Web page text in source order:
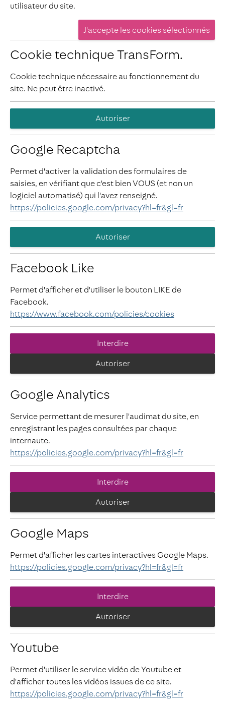
utilisateur du site.
Cookie technique TransForm.
Cookie technique nécessaire au fonctionnement du
site. Ne peut être inactivé.
Autoriser
Google Recaptcha
Permet d'activer la validation des formulaires de
saisies, en vérifiant que c'est bien VOUS (et non un
logiciel automatisé) qui l'avez renseigné.
https://policies.google.com/privacy?hl=fr&gl=fr
Autoriser
Facebook Like
Permet d'afficher et d'utiliser le bouton LIKE de
Facebook.
https://www.facebook.com/policies/cookies
Interdire
Autoriser
Google Analytics
Service permettant de mesurer l'audimat du site, en
enregistrant les pages consultées par chaque
internaute.
https://policies.google.com/privacy?hl=fr&gl=fr
Interdire
Autoriser
Google Maps
Permet d'afficher les cartes interactives Google Maps.
https://policies.google.com/privacy?hl=fr&gl=fr
Interdire
Autoriser
Youtube
Permet d'utiliser le service vidéo de Youtube et
d'afficher toutes les vidéos issues de ce site.
https://policies.google.com/privacy?hl=fr&gl=fr